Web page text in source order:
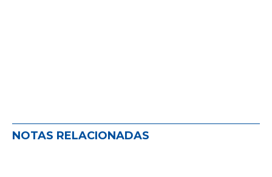
NOTAS RELACIONADAS